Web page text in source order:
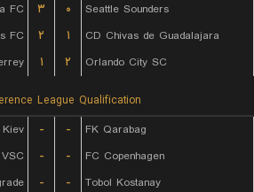
FC
۳ ۰
Seattle Sounders
FC
۲ ۱
CD Chivas de Guadalajara
۱ ۲ Orlando City SC
League Qualification
- -
FK Qarabag
- -
FC Copenhagen
- -
Tobol Kostanay